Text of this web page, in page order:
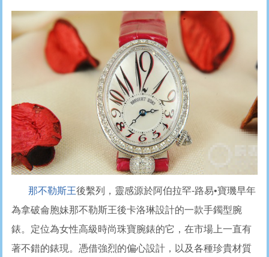
那不勒斯王後繫列，靈感源於阿伯拉罕-路易•寶璣早年
為拿破侖胞妹那不勒斯王後卡洛琳設計的一款手鐲型腕
錶。定位為女性高級時尚珠寶腕錶的它，在市場上一直有
著不錯的錶現。憑借強烈的偏心設計，以及各種珍貴材質